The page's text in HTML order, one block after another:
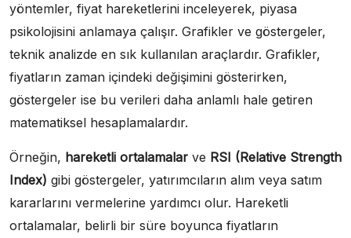
yöntemler, fiyat hareketlerini inceleyerek, piyasa
psikolojisini anlamaya çalışır. Grafikler ve göstergeler,
teknik analizde en sık kullanılan araçlardır. Grafikler,
fiyatların zaman içindeki değişimini gösterirken,
göstergeler ise bu verileri daha anlamlı hale getiren
matematiksel hesaplamalardır.
Örneğin, hareketli ortalamalar ve RSI (Relative Strength
Index) gibi göstergeler, yatırımcıların alım veya satım
kararlarını vermelerine yardımcı olur. Hareketli
ortalamalar, belirli bir süre boyunca fiyatların